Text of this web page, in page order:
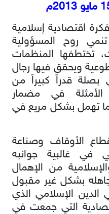
اقتصادية إسلامية
روح المسؤولية
تختطفها المنظمات
ويحقق فيها رجال
بصلة قدراً كبيراً من
الأمثلة في مضمار
تهمل بشكل مريع في
الأوقاف وصناعة
في غالبية جوانبه
من الإهمال
بشكل غير مقبول
الإسلامي الذي
التي جمعت في